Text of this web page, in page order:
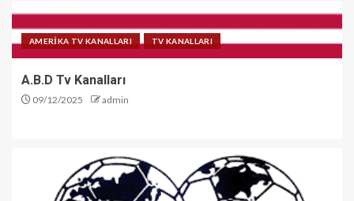
AMERİKA TV KANALLARI TV KANALLARI
A.B.D Tv Kanalları
09/12/2025 admin